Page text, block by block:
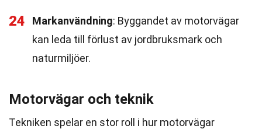
24 Markanvändning: Byggandet av motorvägar
kan leda till förlust av jordbruksmark och
naturmiljöer.
Motorvägar och teknik
Tekniken spelar en stor roll i hur motorvägar